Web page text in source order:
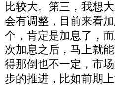
比较大。第三，我想
会有调整，目前来看
个，肯定是加息了，
次加息之后，马上就
得那倒也不一定，市
步的推进，比如前期